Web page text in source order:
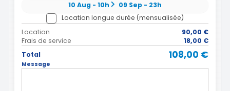
10 Aug - 10h
09 Sep - 23h
Location longue durée (mensualisée)
Location
90,00 €
Frais de service
18,00 €
Total
108,00 €
Message